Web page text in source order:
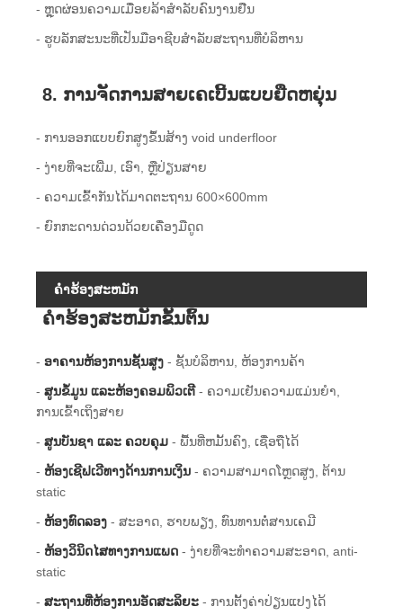
- ຫຼຸດຜ່ອນຄວາມເມື່ອຍລ້າສໍາລັບຄົນງານຢືນ
- ຮູບລັກສະນະທີ່ເປັນມືອາຊີບສໍາລັບສະຖານທີ່ບໍລິຫານ
8. ການຈັດການສາຍເຄເບີ້ນແບບຍືດຫຍຸ່ນ
- ການ​ອອກ​ແບບ​ຍົກ​ສູງ​ຂຶ້ນ​ສ້າງ void underfloor​
- ງ່າຍທີ່ຈະເພີ່ມ, ເອົາ, ຫຼືປ່ຽນສາຍ
- ຄວາມເຂົ້າກັນໄດ້ມາດຕະຖານ 600×600mm
- ຍົກກະດານດ່ວນດ້ວຍເຄື່ອງມືດູດ
ຄໍາຮ້ອງສະຫມັກ
ຄໍາຮ້ອງສະຫມັກຂັ້ນຕົ້ນ
-ອາຄານຫ້ອງການຊັ້ນສູງ - ຊັ້ນບໍລິຫານ, ຫ້ອງການຄ້າ
-ສູນຂໍ້ມູນ ແລະຫ້ອງຄອມພິວເຕີ- ຄວາມເຢັນຄວາມແມ່ນຍໍາ,
ການເຂົ້າເຖິງສາຍ
-ສູນບັນຊາ ແລະ ຄວບຄຸມ - ພື້ນ​ທີ່​ຫມັ້ນ​ຄົງ​, ເຊື່ອ​ຖື​ໄດ້​
- ຫ້ອງເຊີຟເວີທາງດ້ານການເງິນ - ຄວາມ​ສາ​ມາດ​ໂຫຼດ​ສູງ​, ຕ້ານ
static​
- ຫ້ອງທົດລອງ - ສະອາດ, ຮາບພຽງ, ທົນທານຕໍ່ສານເຄມີ
- ຫ້ອງວິນິດໄສທາງການແພດ - ງ່າຍ​ທີ່​ຈະ​ທໍາ​ຄວາມ​ສະ​ອາດ​, anti-
static​
-ສະຖານທີ່ຫ້ອງການອັດສະລິຍະ - ການ​ຕັ້ງ​ຄ່າ​ປ່ຽນ​ແປງ​ໄດ້​